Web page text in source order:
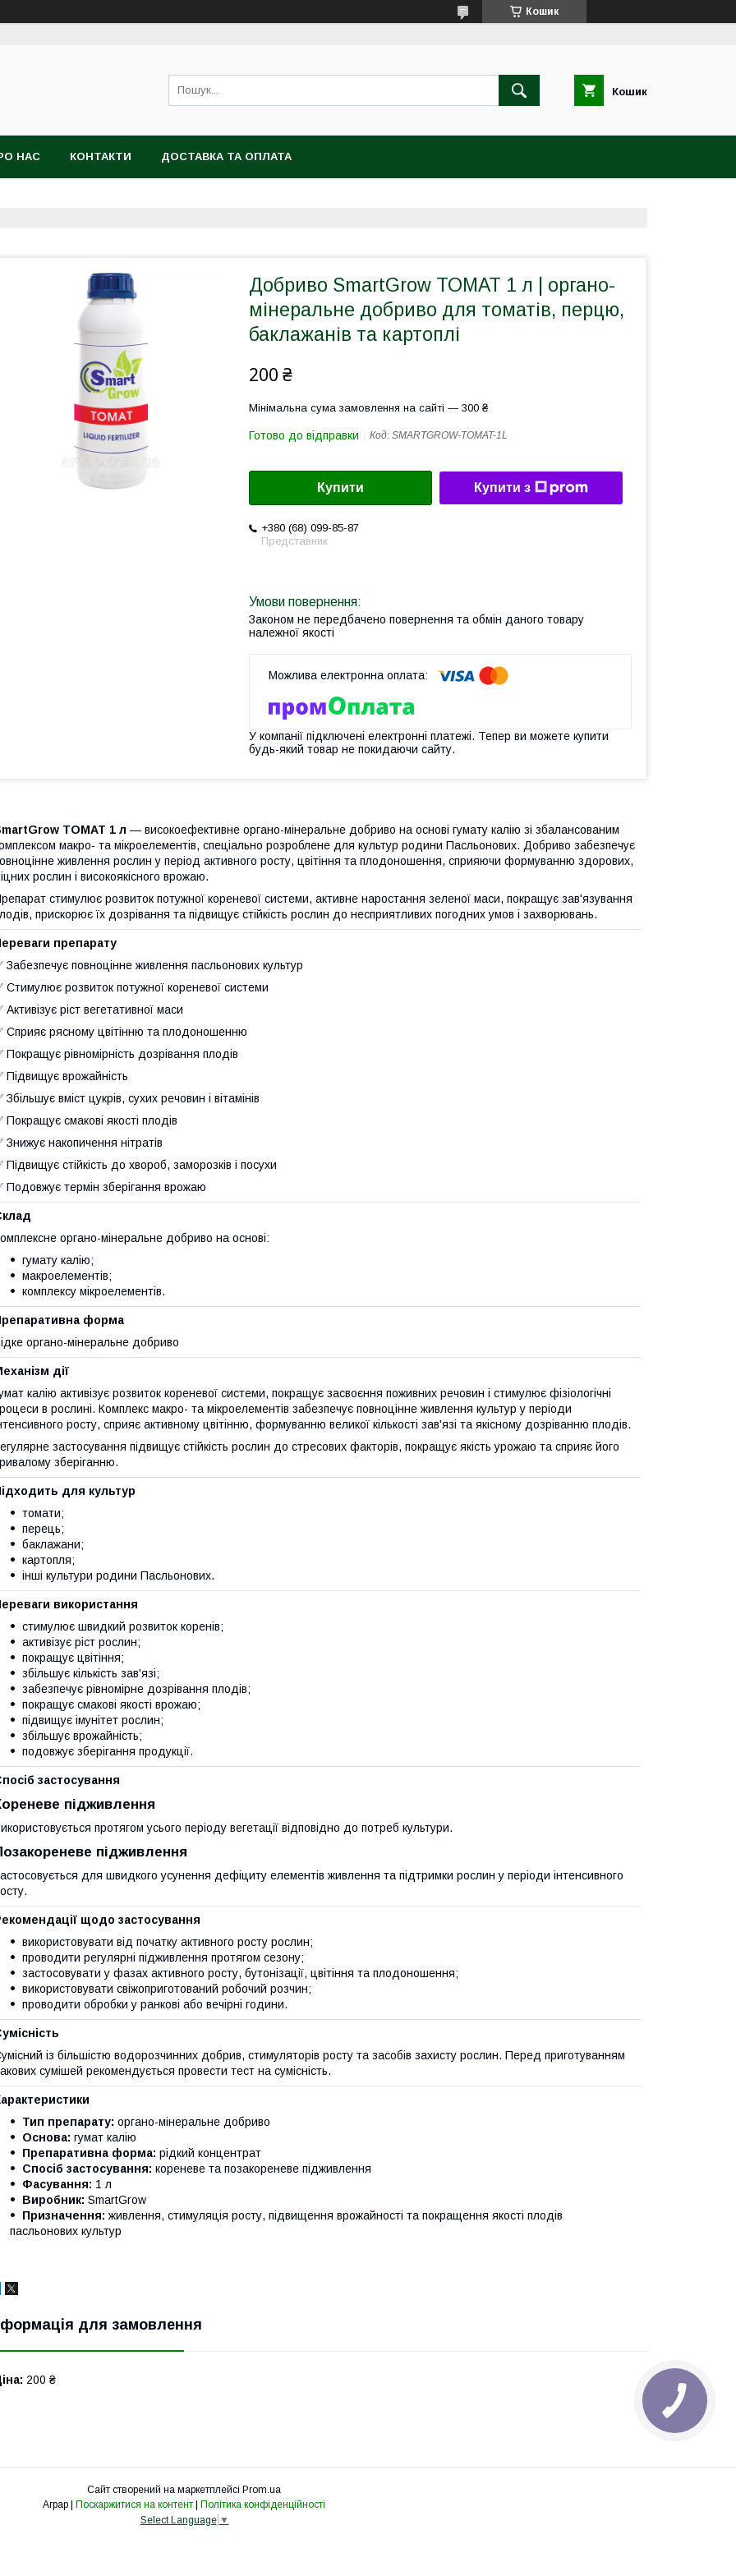
Кошик
Кошик
НАС КОНТАКТИ ДОСТАВКА ТА ОПЛАТА
Добриво SmartGrow ТОМАТ 1 л | органо-
мінеральне добриво для томатів, перцю,
баклажанів та картоплі
200 ₴
Мінімальна сума замовлення на сайті — 300 ₴
Готово до відправки Код: SMARTGROW-TOMAT-1L
Купити Купити з
+380 (68) 099-85-87
Представник
Законом не передбачено повернення та обмін даного товару
належної якості
У компанії підключені електронні платежі. Тепер ви можете купити
будь-який товар не покидаючи сайту.
ТОМАТ 1 л — високоефективне органо-мінеральне добриво на основі гумату калію зі збалансованим
макро- та мікроелементів, спеціально розроблене для культур родини Пасльонових. Добриво забезпечує
живлення рослин у період активного росту, цвітіння та плодоношення, сприяючи формуванню здорових,
рослин і високоякісного врожаю.
стимулює розвиток потужної кореневої системи, активне наростання зеленої маси, покращує зав'язування
прискорює їх дозрівання та підвищує стійкість рослин до несприятливих погодних умов і захворювань.
препарату
Забезпечує повноцінне живлення пасльонових культур
Стимулює розвиток потужної кореневої системи
Активізує ріст вегетативної маси
Сприяє рясному цвітінню та плодоношенню
Покращує рівномірність дозрівання плодів
Підвищує врожайність
Збільшує вміст цукрів, сухих речовин і вітамінів
Покращує смакові якості плодів
Знижує накопичення нітратів
Підвищує стійкість до хвороб, заморозків і посухи
Подовжує термін зберігання врожаю
органо-мінеральне добриво на основі:
гумату калію;
макроелементів;
комплексу мікроелементів.
форма
органо-мінеральне добриво
дії
калію активізує розвиток кореневої системи, покращує засвоєння поживних речовин і стимулює фізіологічні
в рослині. Комплекс макро- та мікроелементів забезпечує повноцінне живлення культур у періоди
росту, сприяє активному цвітінню, формуванню великої кількості зав'язі та якісному дозріванню плодів.
застосування підвищує стійкість рослин до стресових факторів, покращує якість урожаю та сприяє його
зберіганню.
для культур
томати;
перець;
баклажани;
картопля;
інші культури родини Пасльонових.
використання
стимулює швидкий розвиток коренів;
активізує ріст рослин;
покращує цвітіння;
збільшує кількість зав'язі;
забезпечує рівномірне дозрівання плодів;
покращує смакові якості врожаю;
підвищує імунітет рослин;
збільшує врожайність;
подовжує зберігання продукції.
застосування
підживлення
протягом усього періоду вегетації відповідно до потреб культури.
підживлення
для швидкого усунення дефіциту елементів живлення та підтримки рослин у періоди інтенсивного
щодо застосування
використовувати від початку активного росту рослин;
проводити регулярні підживлення протягом сезону;
застосовувати у фазах активного росту, бутонізації, цвітіння та плодоношення;
використовувати свіжоприготований робочий розчин;
проводити обробки у ранкові або вечірні години.
із більшістю водорозчинних добрив, стимуляторів росту та засобів захисту рослин. Перед приготуванням
сумішей рекомендується провести тест на сумісність.
Тип препарату: органо-мінеральне добриво
Основа: гумат калію
Препаративна форма: рідкий концентрат
Спосіб застосування: кореневе та позакореневе підживлення
Фасування: 1 л
Виробник: SmartGrow
Призначення: живлення, стимуляція росту, підвищення врожайності та покращення якості плодів
пасльонових культур
для замовлення
200 ₴
Сайт створений на маркетплейсі Prom.ua
Поскаржитися на контент
Політика конфіденційності
Select Language ▼